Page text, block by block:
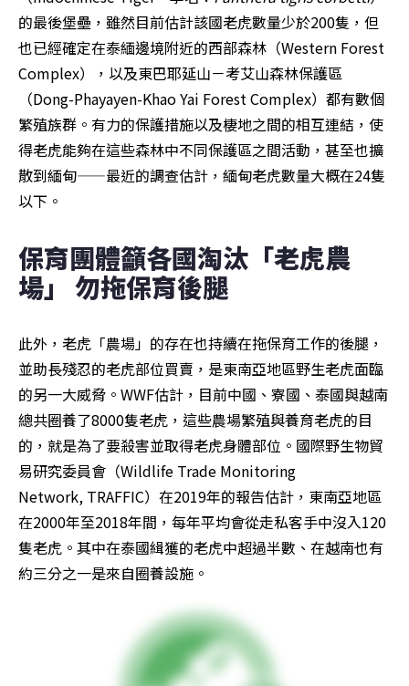
的最後堡壘，雖然目前估計該國老虎數量少於200隻，但
也已經確定在泰緬邊境附近的西部森林（Western Forest
Complex），以及東巴耶延山－考艾山森林保護區
（Dong-Phayayen-Khao Yai Forest Complex）都有數個
繁殖族群。有力的保護措施以及棲地之間的相互連結，使
得老虎能夠在這些森林中不同保護區之間活動，甚至也擴
散到緬甸——最近的調查估計，緬甸老虎數量大概在24隻
以下。
保育團體籲各國淘汰「老虎農
場」 勿拖保育後腿
此外，老虎「農場」的存在也持續在拖保育工作的後腿，
並助長殘忍的老虎部位買賣，是東南亞地區野生老虎面臨
的另一大威脅。WWF估計，目前中國、寮國、泰國與越南
總共圈養了8000隻老虎，這些農場繁殖與養育老虎的目
的，就是為了要殺害並取得老虎身體部位。國際野生物貿
易研究委員會（Wildlife Trade Monitoring
Network, TRAFFIC）在2019年的報告估計，東南亞地區
在2000年至2018年間，每年平均會從走私客手中沒入120
隻老虎。其中在泰國緝獲的老虎中超過半數、在越南也有
約三分之一是來自圈養設施。